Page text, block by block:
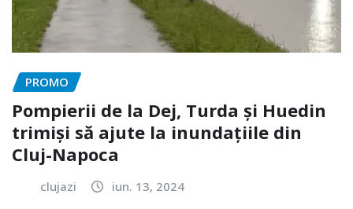
PROMO
Pompierii de la Dej, Turda și Huedin
trimiși să ajute la inundațiile din
Cluj-Napoca
clujazi iun. 13, 2024